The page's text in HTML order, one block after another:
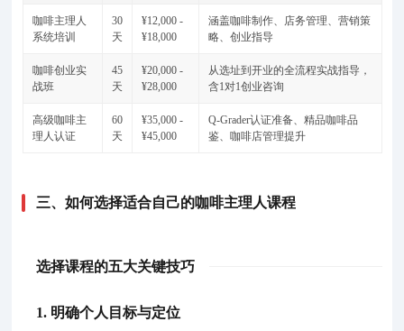
咖啡主理人
系统培训
30
天
¥12,000 -
¥18,000
涵盖咖啡制作、店务管理、营销策
略、创业指导
咖啡创业实
战班
45
天
¥20,000 -
¥28,000
从选址到开业的全流程实战指导，
含1对1创业咨询
高级咖啡主
理人认证
60
天
¥35,000 -
¥45,000
Q-Grader认证准备、精品咖啡品
鉴、咖啡店管理提升
三、如何选择适合自己的咖啡主理人课程
选择课程的五大关键技巧
1. 明确个人目标与定位